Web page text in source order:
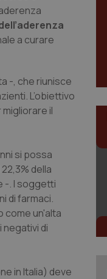
a curare
-, che riunisce
L’obiettivo
il
si possa
della
-. I soggetti
di farmaci.
come un'alta
di
in Italia) deve